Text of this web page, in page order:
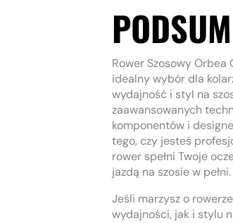
Rower Szosowy Orbea
idealny wybór dla
wydajność i styl na
zaawansowanych
komponentów i
tego, czy jesteś
rower spełni Twoje
jazdą na szosie w pełni.
Jeśli marzysz o
wydajności, jak i stylu